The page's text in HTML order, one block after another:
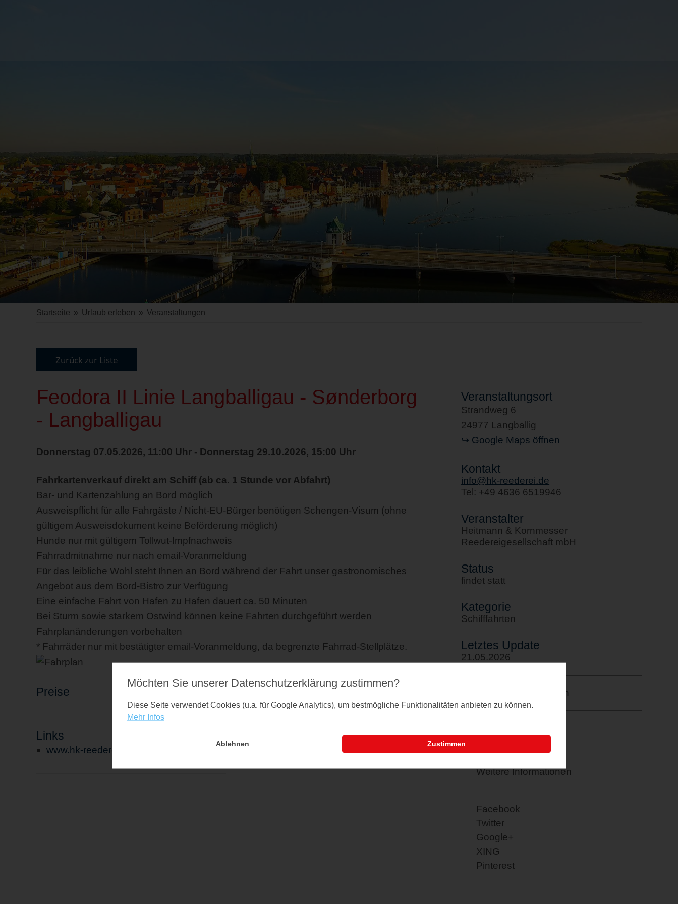
Startseite » Urlaub erleben » Veranstaltungen
Zurück zur Liste
Feodora II Linie Langballigau - Sønderborg
- Langballigau
Donnerstag 07.05.2026, 11:00 Uhr - Donnerstag 29.10.2026, 15:00 Uhr
Fahrkartenverkauf direkt am Schiff (ab ca. 1 Stunde vor Abfahrt)
Bar- und Kartenzahlung an Bord möglich
Ausweispflicht für alle Fahrgäste / Nicht-EU-Bürger benötigen Schengen-Visum (ohne
gültigem Ausweisdokument keine Beförderung möglich)
Hunde nur mit gültigem Tollwut-Impfnachweis
Fahrradmitnahme nur nach email-Voranmeldung
Für das leibliche Wohl steht Ihnen an Bord während der Fahrt unser gastronomisches
Angebot aus dem Bord-Bistro zur Verfügung
Eine einfache Fahrt von Hafen zu Hafen dauert ca. 50 Minuten
Bei Sturm sowie starkem Ostwind können keine Fahrten durchgeführt werden
Fahrplanänderungen vorbehalten
* Fahrräder nur mit bestätigter email-Voranmeldung, da begrenzte Fahrrad-Stellplätze.
Preise
Links
www.hk-reederei.de
Veranstaltungsort
Strandweg 6
24977 Langballig
↪ Google Maps öffnen
Kontakt
info@hk-reederei.de
Tel: +49 4636 6519946
Veranstalter
Heitmann & Kornmesser
Reedereigesellschaft mbH
Status
findet statt
Kategorie
Schifffahrten
Letztes Update
21.05.2026
Merkzettel: speichern
Weitere Informationen
Facebook
Twitter
Google+
XING
Pinterest
Möchten Sie unserer Datenschutz­erklärung zustimmen?
Diese Seite verwendet Cookies (u.a. für Google Analytics), um bestmögliche Funktionalitäten anbieten zu können.
Mehr Infos
Ablehnen Zustimmen